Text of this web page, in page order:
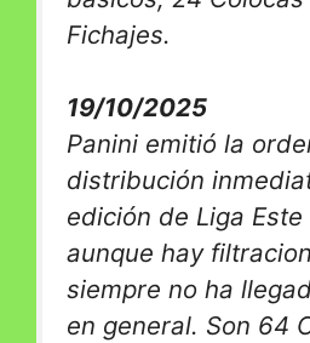
Fichajes.
19/10/2025
Panini emitió la
distribución
edición de Liga Este
aunque hay
siempre no ha
en general. Son 64